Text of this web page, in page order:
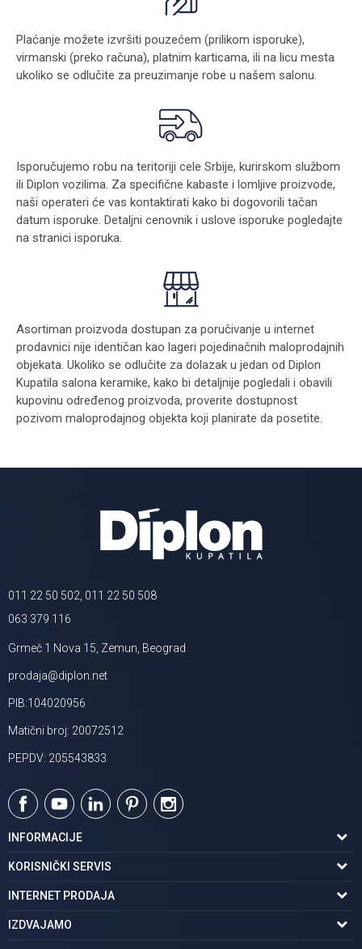
Plaćanje možete izvršiti pouzećem (prilikom isporuke),
virmanski (preko računa), platnim karticama, ili na licu mesta
ukoliko se odlučite za preuzimanje robe u našem salonu.
Isporučujemo robu na teritoriji cele Srbije, kurirskom službom
ili Diplon vozilima. Za specifične kabaste i lomljive proizvode,
naši operateri će vas kontaktirati kako bi dogovorili tačan
datum isporuke. Detaljni cenovnik i uslove isporuke pogledajte
na stranici isporuka.
Asortiman proizvoda dostupan za poručivanje u internet
prodavnici nije identičan kao lageri pojedinačnih maloprodajnih
objekata. Ukoliko se odlučite za dolazak u jedan od Diplon
Kupatila salona keramike, kako bi detaljnije pogledali i obavili
kupovinu određenog proizvoda, proverite dostupnost
pozivom maloprodajnog objekta koji planirate da posetite.
011 22 50 502, 011 22 50 508
063 379 116
Grmeč 1 Nova 15, Zemun, Beograd
prodaja@diplon.net
PIB:104020956
Matični broj: 20072512
PEPDV: 205543833
INFORMACIJE
O nama
Podaci o trgovcu
Karijera | postani deo tima
KORISNIČKI SERVIS
Uslovi korišćenja
Politika privatnosti
INTERNET PRODAJA
Kako kupiti
IZDVAJAMO